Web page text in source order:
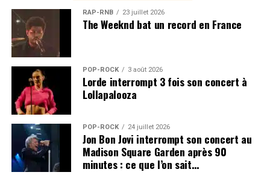
RAP-RNB 23 juillet 2026
The Weeknd bat un record en France
POP-ROCK 3 août 2026
Lorde interrompt 3 fois son concert à
Lollapalooza
POP-ROCK 24 juillet 2026
Jon Bon Jovi interrompt son concert au
Madison Square Garden après 90
minutes : ce que l’on sait…